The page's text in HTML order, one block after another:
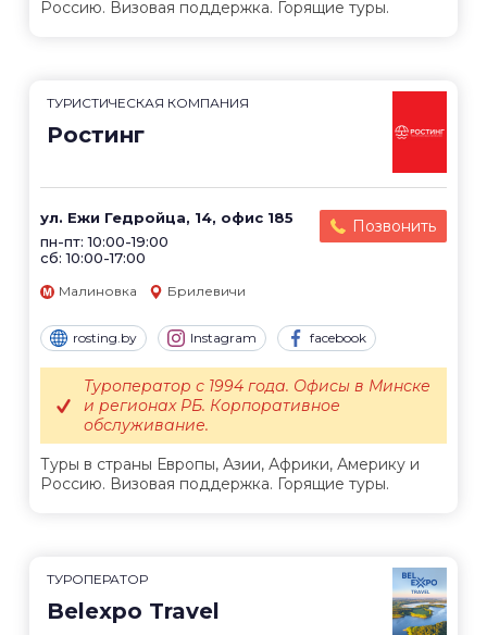
Россию. Визовая поддержка. Горящие туры.
ТУРИСТИЧЕСКАЯ КОМПАНИЯ
Ростинг
ул. Ежи Гедройца, 14, офис 185
пн-пт: 10:00-19:00
сб: 10:00-17:00
Позвонить
Малиновка Брилевичи
rosting.by Instagram facebook
Туры в страны Европы, Азии, Африки, Америку и
Россию. Визовая поддержка. Горящие туры.
Туроператор с 1994 года. Офисы в Минске
и регионах РБ. Корпоративное
обслуживание.
ТУРОПЕРАТОР
Belexpo Travel